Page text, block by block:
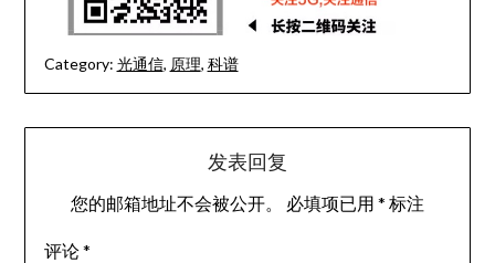
Category: 光通信, 原理, 科谱
发表回复
您的邮箱地址不会被公开。 必填项已用 * 标注
评论*